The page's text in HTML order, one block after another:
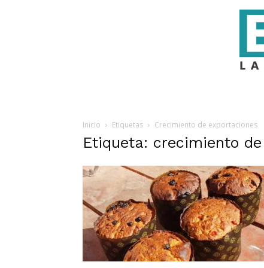
Inicio
Etiquetas Crecimiento de exportaciones
Etiqueta: crecimiento